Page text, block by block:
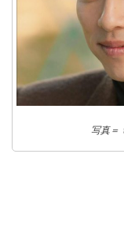
写真＝